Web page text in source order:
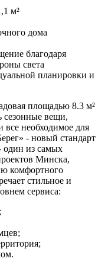
м²
дома
благодаря
света
планировки и
площадью 8.3 м²
сезонные вещи,
необходимое для
- новый стандарт
один из самых
Минска,
комфортного
стильное и
сервиса: